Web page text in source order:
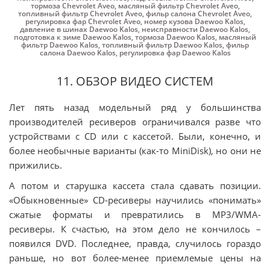
тормоза Chevrolet Aveo, масляный фильтр Chevrolet Aveo,
топливный фильтр Chevrolet Aveo,фильр салона Chevrolet Aveo,
регулировка фар Chevrolet Aveo, номер кузова Daewoo Kalos,
давление в шинах Daewoo Kalos, неисправности Daewoo Kalos,
подготовка к зиме Daewoo Kalos,тормоза Daewoo Kalos, масляный
фильтр Daewoo Kalos,топливный фильтр Daewoo Kalos,фильр
салона Daewoo Kalos, регулировка фар Daewoo Kalos
11. ОБЗОР ВИДЕО СИСТЕМ
Лет пять назад модельный ряд у большинства
производителей ресиверов ограничивался разве что
устройствами с CD или с кассетой. Были, конечно, и
более необычные варианты (как-то MiniDisk), но они не
прижились.
А потом и старушка кассета стала сдавать позиции.
«Обыкновенные» CD-ресиверы научились «понимать»
сжатые форматы и превратились в MP3/WMA-
ресиверы. К счастью, на этом дело не кончилось –
появился DVD. Последнее, правда, случилось гораздо
раньше, но вот более-менее приемлемые цены на